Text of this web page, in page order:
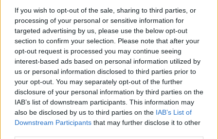
If you wish to opt-out of the sale, sharing to third parties, or
processing of your personal or sensitive information for
targeted advertising by us, please use the below opt-out
section to confirm your selection. Please note that after your
opt-out request is processed you may continue seeing
interest-based ads based on personal information utilized by
us or personal information disclosed to third parties prior to
your opt-out. You may separately opt-out of the further
disclosure of your personal information by third parties on the
IAB’s list of downstream participants. This information may
also be disclosed by us to third parties on the IAB’s List of
Downstream Participants that may further disclose it to other
2022. április 14.